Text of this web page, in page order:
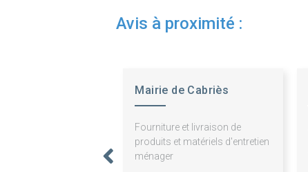
Avis à proximité :
Mairie de Cabriès
Fourniture et livraison de
produits et matériels d'entretien
ménager